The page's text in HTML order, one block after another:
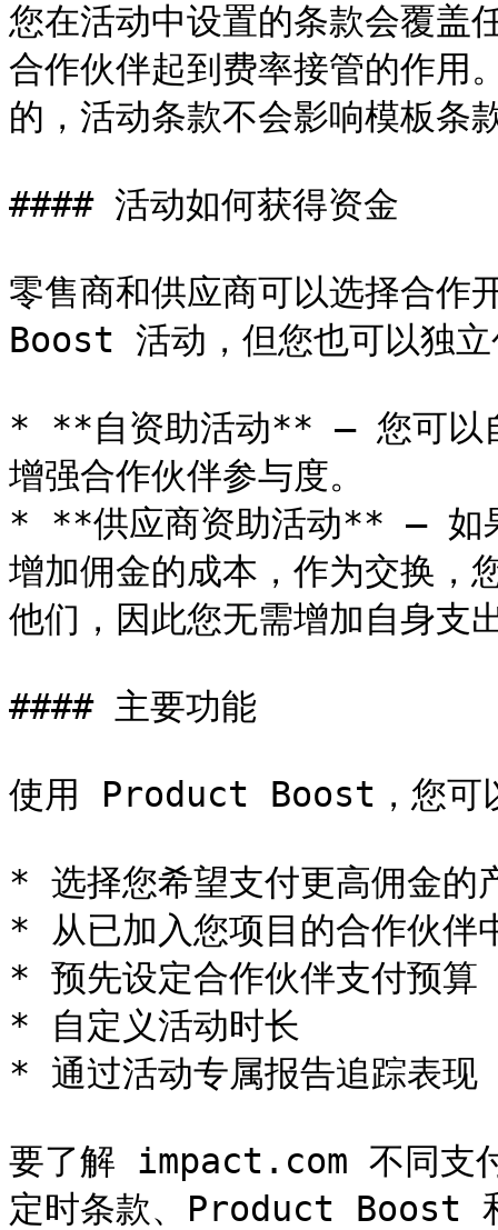
您在活动中设置的条款会覆盖
合作伙伴起到费率接管的作用
的，活动条款不会影响模板条
#### 活动如何获得资金
零售商和供应商可以选择合
Boost 活动，但您也可以独立
* **自资助活动** — 您可以
增强合作伙伴参与度。
* **供应商资助活动** — 如
增加佣金的成本，作为交换，
他们，因此您无需增加自身支
#### 主要功能
使用 Product Boost，您可
* 选择您希望支付更高佣金的
* 从已加入您项目的合作伙伴
* 预先设定合作伙伴支付预算
* 自定义活动时长
* 通过活动专属报告追踪表现
要了解 impact.com 不同支
定时条款、Product Boost